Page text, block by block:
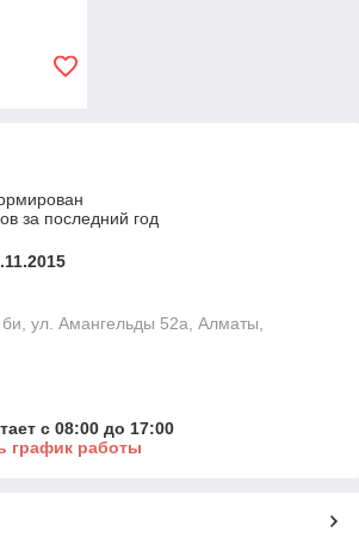
за последний год
би, ул. Амангельды 52а, Алматы,
с 08:00 до 17:00
график работы